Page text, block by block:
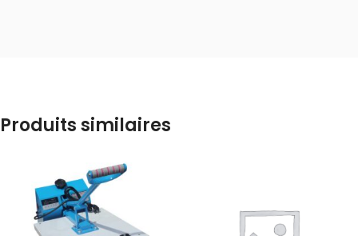
Produits similaires